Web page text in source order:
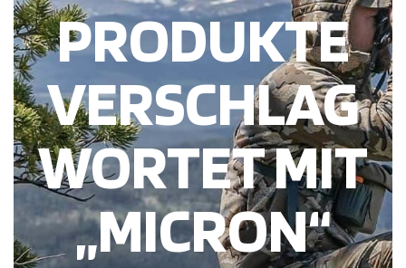
PRODUKTE
VERSCHLAG
WORTET MIT
„MICRON“